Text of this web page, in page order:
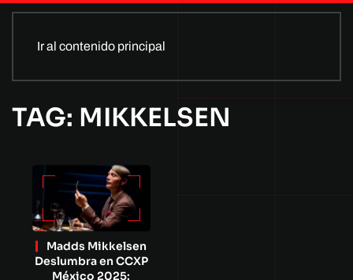
Ir al contenido principal
TAG: MIKKELSEN
Madds Mikkelsen
Deslumbra en CCXP
México 2025: